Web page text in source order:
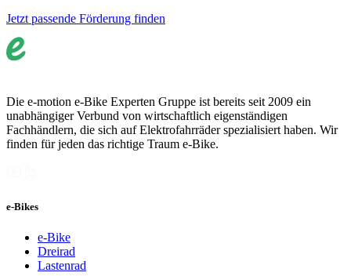
Jetzt passende Förderung finden
Die e-motion e-Bike Experten Gruppe ist bereits seit 2009 ein
unabhängiger Verbund von wirtschaftlich eigenständigen
Fachhändlern, die sich auf Elektrofahrräder spezialisiert haben. Wir
finden für jeden das richtige Traum e-Bike.
e-Bikes
e-Bike
Dreirad
Lastenrad